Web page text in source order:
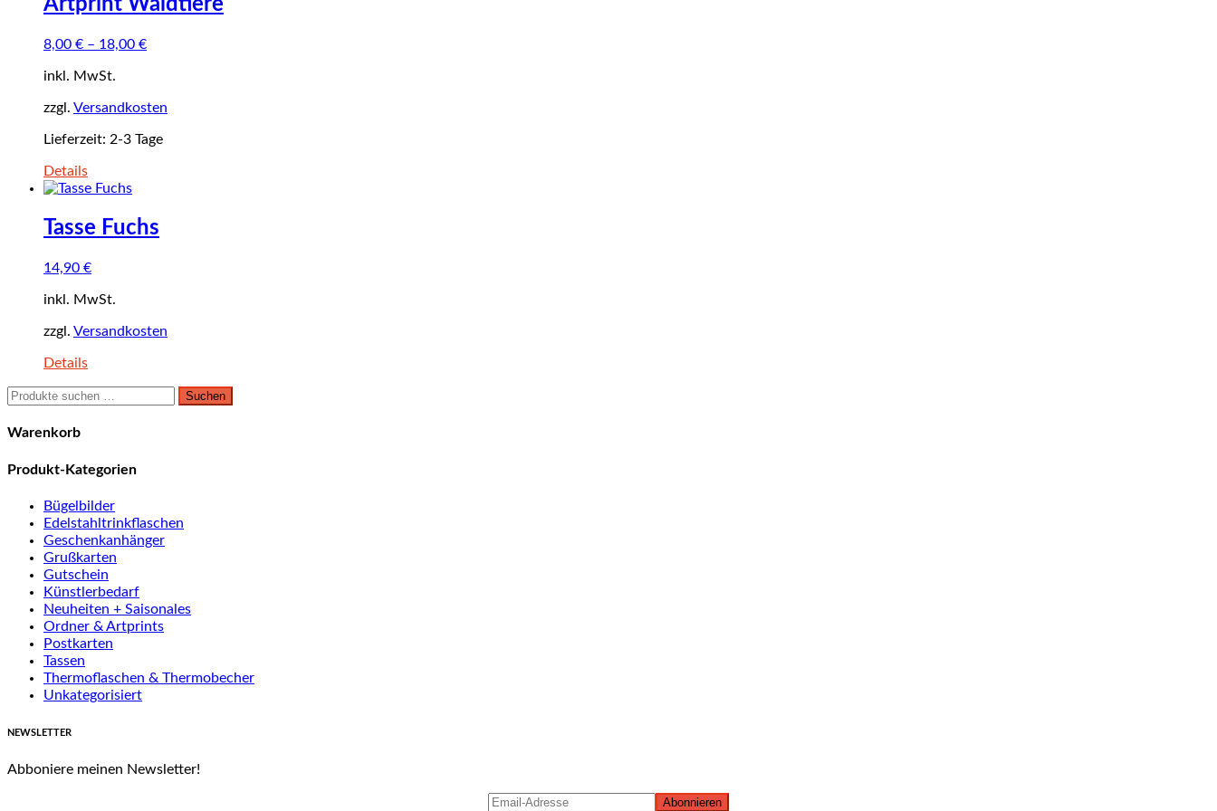
Artprint Waldtiere
8,00 € – 18,00 €
inkl. MwSt.
zzgl. Versandkosten
Lieferzeit: 2-3 Tage
Details
Tasse Fuchs
14,90 €
inkl. MwSt.
zzgl. Versandkosten
Details
Suchen
Suchen
Warenkorb
Produkt-Kategorien
Bügelbilder
Edelstahltrinkflaschen
Geschenkanhänger
Grußkarten
Gutschein
Künstlerbedarf
Neuheiten + Saisonales
Ordner & Artprints
Postkarten
Tassen
Thermoflaschen & Thermobecher
Unkategorisiert
NEWSLETTER
Abboniere meinen Newsletter!